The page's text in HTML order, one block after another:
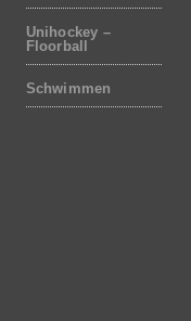
Unihockey –
Floorball
Schwimmen